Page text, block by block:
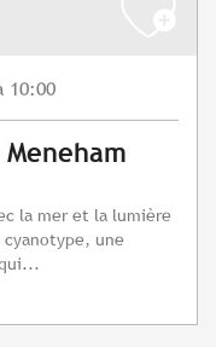
10:00
la mer et la lumière
cyanotype, une